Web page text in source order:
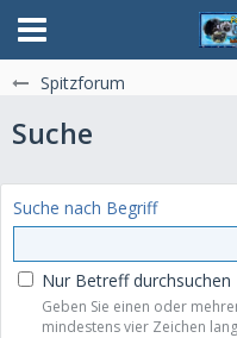
Spitzforum
Suche
Suche nach Begriff
Nur Betreff durchsuchen
Geben Sie einen oder
mindestens vier Zeichen